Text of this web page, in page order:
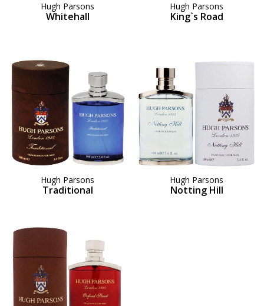
Hugh Parsons
Whitehall
Hugh Parsons
King`s Road
Hugh Parsons
Traditional
Hugh Parsons
Notting Hill